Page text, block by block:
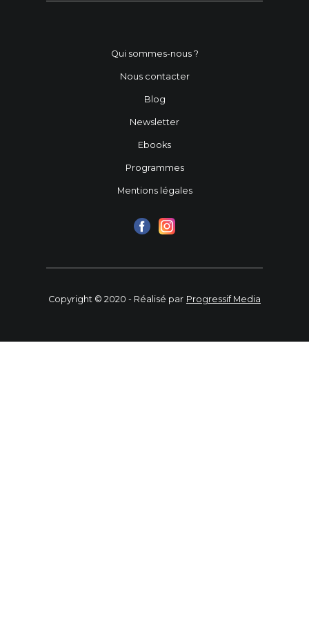
Qui sommes-nous ?
Nous contacter
Blog
Newsletter
Ebooks
Programmes
Mentions légales
Copyright © 2020 - Réalisé par Progressif Media